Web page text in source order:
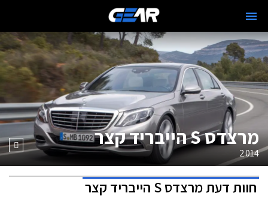
מרצדס S הייבריד קצר
2014
חוות דעתמרצדס S הייבריד קצר